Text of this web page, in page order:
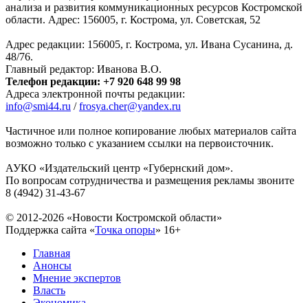
анализа и развития коммуникационных ресурсов Костромской
области. Адрес: 156005, г. Кострома, ул. Советская, 52
Адрес редакции: 156005, г. Кострома, ул. Ивана Сусанина, д.
48/76.
Главный редактор: Иванова В.О.
Телефон редакции: +7 920 648 99 98
Адреса электронной почты редакции:
info@smi44.ru /frosya.cher@yandex.ru
Частичное или полное копирование любых материалов сайта
возможно только с указанием ссылки на первоисточник.
АУКО «Издательский центр «Губернский дом».
По вопросам сотрудничества и размещения рекламы звоните
8 (4942) 31-43-67
© 2012-2026 «Новости Костромской области»
Поддержка сайта «Точка опоры» 16+
Главная
Анонсы
Мнение экспертов
Власть